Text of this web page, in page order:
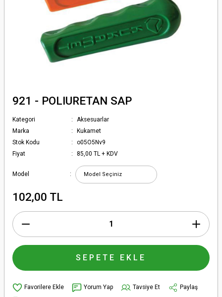
921 - POLIURETAN SAP
Kategori
Aksesuarlar
Marka
Kukamet
Stok Kodu
o05O5Nv9
Fiyat
85,00 TL + KDV
Model
102,00 TL
SEPETE EKLE
Yorum Yap Tavsiye Et
Paylaş